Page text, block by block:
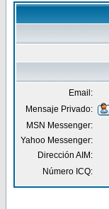
Email:
Mensaje Privado:
MSN Messenger:
Yahoo Messenger:
Dirección AIM:
Número ICQ: